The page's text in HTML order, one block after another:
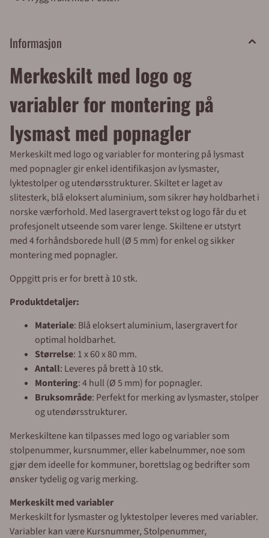
merkeskilt i eloksert blå aluminium for merking av
underfordeling, KV Kabelnummer. Skiltene leveres også
Merkefabrikken Bestill enkelt i vår nettbutikk! Legg
produktene i handlekurven, klikk på handlekurv-
symbolet, og fullfør bestillingen i kassen. For bedrifter,
borettslag og kommuner: Betal med faktura via EHF
privatpersoner: Betal enkelt med Klarna eller Vipps. Vi
tilbyr rask levering – forventet leveringstid er ca. 1 uke.
Trenger du varene raskt? Velg bedriftspakke over natt
eller budbil i Oslo, Akershus og Østfold. Merkefabrikken
er lokalisert i Hølen, Vestby kommune, og vi er
tilgjengelige mandag til fredag fra 08.00 til 16.00.
Telefon: 64 80 90 50 E-post: post@merkefabrikken.no
Informasjon
Merkeskilt med logo og
variabler for montering på
lysmast med popnagler
Merkeskilt med logo og variabler for montering på lysmast
med popnagler gir enkel identifikasjon av lysmaster,
lyktestolper og utendørsstrukturer. Skiltet er laget av
slitesterk, blå eloksert aluminium, som sikrer høy holdbarhet i
norske værforhold. Med lasergravert tekst og logo får du et
profesjonelt utseende som varer lenge. Skiltene er utstyrt
med 4 forhåndsborede hull (Ø 5 mm) for enkel og sikker
montering med popnagler.
Oppgitt pris er for brett à 10 stk.
Produktdetaljer:
Materiale: Blå eloksert aluminium, lasergravert for
optimal holdbarhet.
Størrelse: 1 x 60 x 80 mm.
Antall: Leveres på brett à 10 stk.
Montering: 4 hull (Ø 5 mm) for popnagler.
Bruksområde: Perfekt for merking av lysmaster, stolper
og utendørsstrukturer.
Merkeskiltene kan tilpasses med logo og variabler som
stolpenummer, kursnummer, eller kabelnummer, noe som
gjør dem ideelle for kommuner, borettslag og bedrifter som
ønsker tydelig og varig merking.
Merkeskilt med variabler
Merkeskilt for lysmaster og lyktestolper leveres med variabler.
Variabler kan være Kursnummer, Stolpenummer,